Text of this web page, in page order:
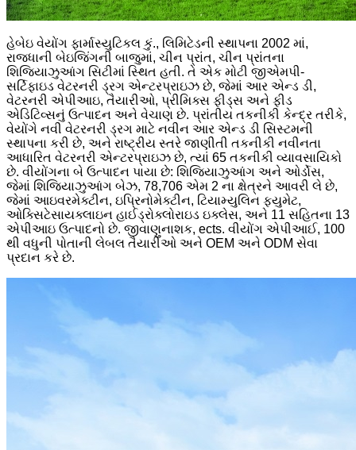
હેબેઇ વેયોંગ ફાર્માસ્યુટિકલ કું., લિમિટેડની સ્થાપના 2002 માં,
રાજધાની બેઇજિંગની બાજુમાં, ચીન પ્રાંત, ચીન પ્રાંતના
શિજિયાઝુઆંગ સિટીમાં સ્થિત હતી. તે એક મોટી જીએમપી-
સર્ટિફાઇડ વેટરનરી ડ્રગ એન્ટરપ્રાઇઝ છે, જેમાં આર એન્ડ ડી,
વેટરનરી એપીઆઇ, તૈયારીઓ, પ્રીમિક્સ ફીડ્સ અને ફીડ
એડિટિવ્સનું ઉત્પાદન અને વેચાણ છે. પ્રાંતીય તકનીકી કેન્દ્ર તરીકે,
વેયોંગે નવી વેટરનરી ડ્રગ માટે નવીન આર એન્ડ ડી સિસ્ટમની
સ્થાપના કરી છે, અને રાષ્ટ્રીય સ્તરે જાણીતી તકનીકી નવીનતા
આધારિત વેટરનરી એન્ટરપ્રાઇઝ છે, ત્યાં 65 તકનીકી વ્યાવસાયિકો
છે. વીયોંગના બે ઉત્પાદન પાયા છે: શિજિયાઝુઆંગ અને ઓર્ડોસ,
જેમાં શિજિયાઝુઆંગ બેઝ, 78,706 એમ 2 ના ક્ષેત્રને આવરી લે છે,
જેમાં આઇવરમેક્ટીન, ઇપ્રિનોમેક્ટીન, ટિયામ્યુલિન ફ્યુમેટ,
ઓક્સિટેસાયક્લાઇન હાઈડ્રોક્લોરાઇડ ઇક્લેસ, અને 11 સહિતના 13
એપીઆઇ ઉત્પાદનો છે. જીવાણુનાશક, ects. વીયોંગ એપીઆઈ, 100
થી વધુની પોતાની લેબલ તૈયારીઓ અને OEM અને ODM સેવા
પ્રદાન કરે છે.